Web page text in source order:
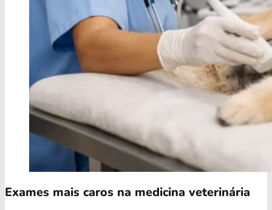
Exames mais caros na medicina veterinária